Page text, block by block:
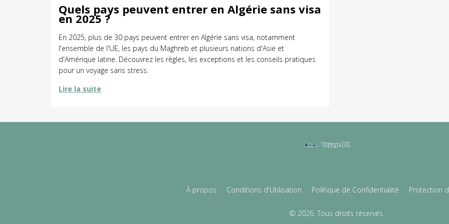
Quels pays peuvent entrer en Algérie sans visa
en 2025 ?
En 2025, plus de 30 pays peuvent entrer en Algérie sans visa, notamment
l'ensemble de l'UE, les pays du Maghreb et plusieurs nations d'Asie et
d'Amérique latine. Découvrez les règles, les exceptions et les conseils pratiques
pour un voyage sans stress.
Lire la suite
À propos Conditions d'Utilisation Politique de Confidentialité Protection
© 2026. Tous droits réservés.